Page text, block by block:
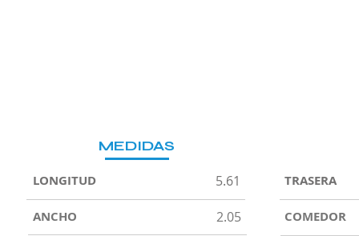
MEDIDAS
LONGITUD 5.61
ANCHO 2.05
TRASERA
COMEDOR